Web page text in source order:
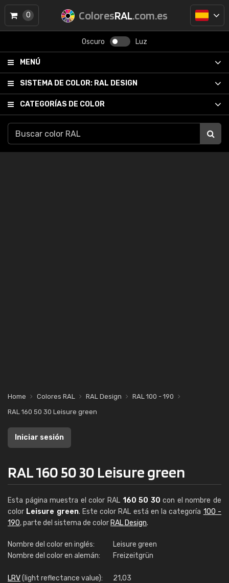
ColoresRAL.com.es
Oscuro Luz
MENÚ
SISTEMA DE COLOR: RAL DESIGN
CATEGORÍAS DE COLOR
0
Home Colores RAL RAL Design
RAL 100 - 190
RAL 160 50 30 Leisure green
Iniciar sesión
RAL 160 50 30 Leisure green
Esta página muestra el color RAL 160 50 30 con el nombre de
color Leisure green. Este color RAL está en la categoría 100 -
190, parte del sistema de color RAL Design.
Nombre del color en inglés:
Leisure green
Nombre del color en alemán:
Freizeitgrün
LRV(light reflectance value): 21,03